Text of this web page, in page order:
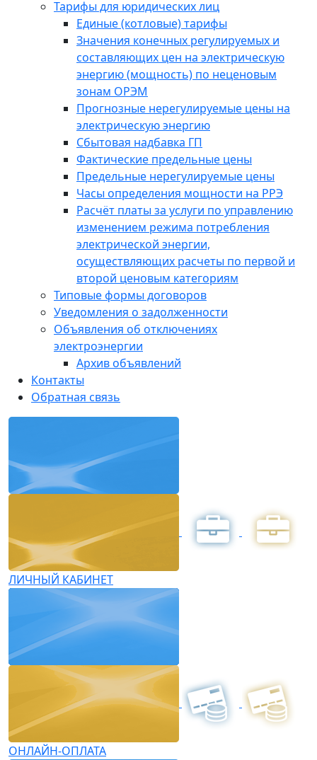
Тарифы для юридических лиц
Единые (котловые) тарифы
Значения конечных регулируемых и
составляющих цен на электрическую
энергию (мощность) по неценовым
зонам ОРЭМ
Прогнозные нерегулируемые цены на
электрическую энергию
Сбытовая надбавка ГП
Фактические предельные цены
Предельные нерегулируемые цены
Часы определения мощности на РРЭ
Расчёт платы за услуги по управлению
изменением режима потребления
электрической энергии,
осуществляющих расчеты по первой и
второй ценовым категориям
Типовые формы договоров
Уведомления о задолженности
Объявления об отключениях
электроэнергии
Архив объявлений
Контакты
Обратная связь
ЛИЧНЫЙ КАБИНЕТ
ОНЛАЙН-ОПЛАТА